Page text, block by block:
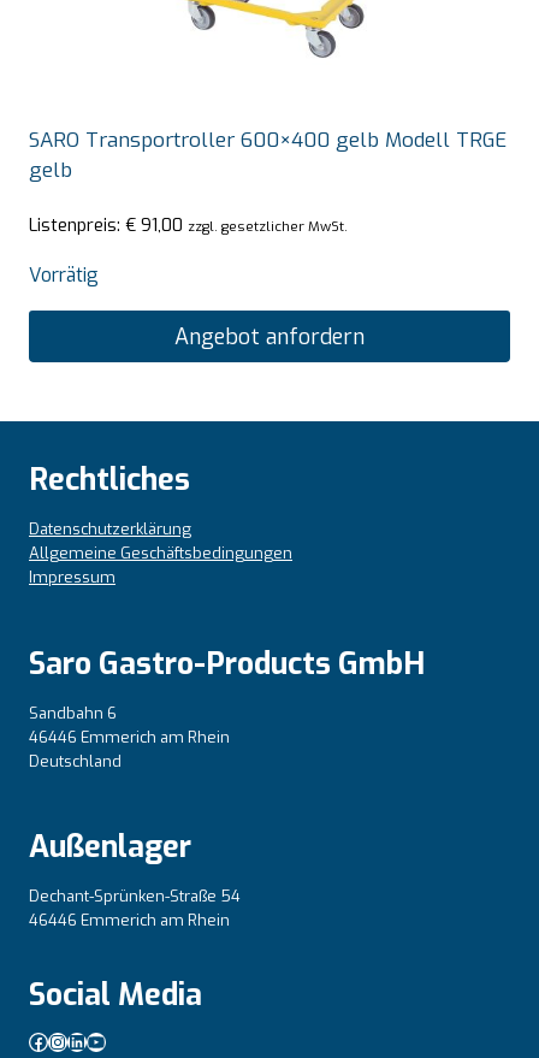
SARO Transportroller 600×400 gelb Modell TRGE
gelb
Listenpreis: € 91,00 zzgl. gesetzlicher MwSt.
Vorrätig
Angebot anfordern
Rechtliches
Datenschutzerklärung
Allgemeine Geschäftsbedingungen
Impressum
Saro Gastro-Products GmbH
Sandbahn 6
46446 Emmerich am Rhein
Deutschland
Außenlager
Dechant-Sprünken-Straße 54
46446 Emmerich am Rhein
Social Media
Facebook
Instagram
LinkedIn
YouTube